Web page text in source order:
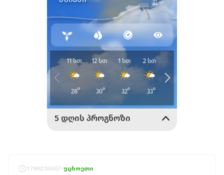
1786256467 უცხოეთი